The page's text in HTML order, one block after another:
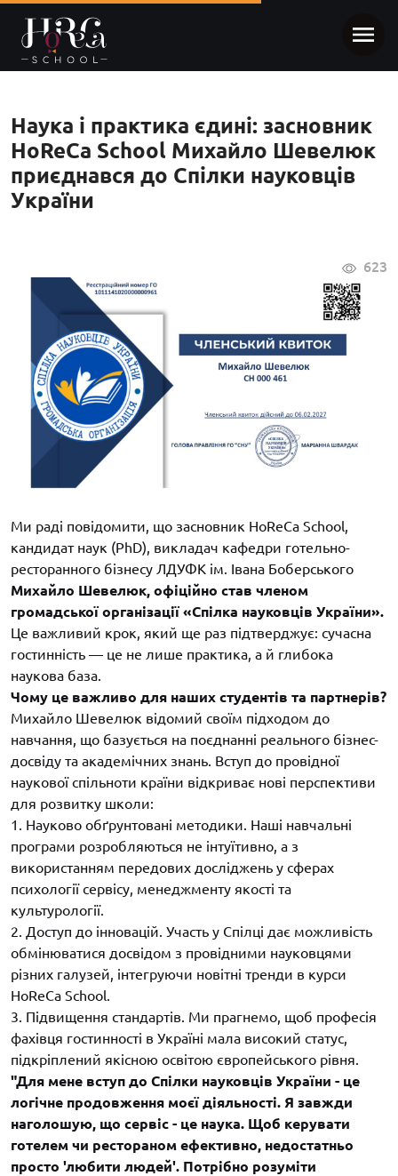
Наука і практика єдині: засновник
HoReCa School Михайло Шевелюк
приєднався до Спілки науковців
України
623
Ми раді повідомити, що засновник HoReCa School,
кандидат наук (PhD), викладач кафедри готельно-
ресторанного бізнесу ЛДУФК ім. Івана Боберського
Михайло Шевелюк, офіційно став членом
громадської організації «Спілка науковців України».
Це важливий крок, який ще раз підтверджує: сучасна
гостинність — це не лише практика, а й глибока
наукова база.
Чому це важливо для наших студентів та партнерів?
Михайло Шевелюк відомий своїм підходом до
навчання, що базується на поєднанні реального бізнес-
досвіду та академічних знань. Вступ до провідної
наукової спільноти країни відкриває нові перспективи
для розвитку школи:
1. Науково обґрунтовані методики. Наші навчальні
програми розробляються не інтуїтивно, а з
використанням передових досліджень у сферах
психології сервісу, менеджменту якості та
культурології.
2. Доступ до інновацій. Участь у Спілці дає можливість
обмінюватися досвідом з провідними науковцями
різних галузей, інтегруючи новітні тренди в курси
HoReCa School.
3. Підвищення стандартів. Ми прагнемо, щоб професія
фахівця гостинності в Україні мала високий статус,
підкріплений якісною освітою європейського рівня.
"Для мене вступ до Спілки науковців України - це
логічне продовження моєї діяльності. Я завжди
наголошую, що сервіс - це наука. Щоб керувати
готелем чи рестораном ефективно, недостатньо
просто 'любити людей'. Потрібно розуміти